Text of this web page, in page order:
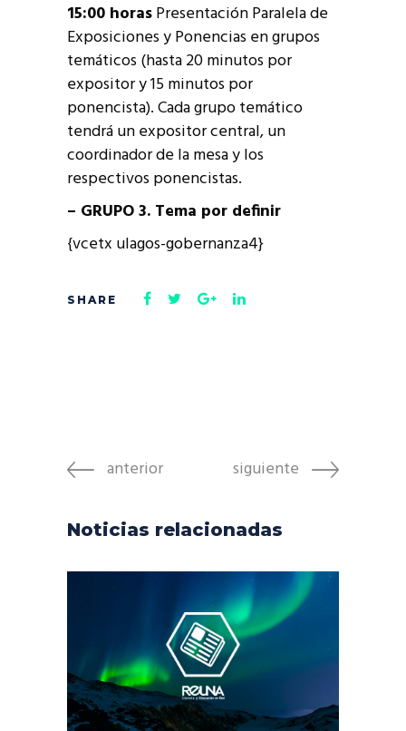
15:00 horasPresentación Paralela de
Exposiciones y Ponencias en grupos
temáticos (hasta 20 minutos por
expositor y 15 minutos por
ponencista). Cada grupo temático
tendrá un expositor central, un
coordinador de la mesa y los
respectivos ponencistas.
– GRUPO 3. Tema por definir
{vcetx ulagos-gobernanza4}
anterior siguiente
Noticias relacionadas